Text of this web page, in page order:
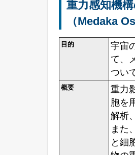
重力感知機
（Medaka
目的
宇宙
て、
つい
概要
重力
胞を
解析
また
と細